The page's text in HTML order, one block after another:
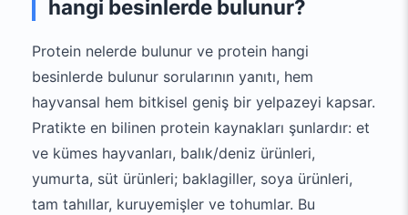
hangi besinlerde bulunur?
Protein nelerde bulunur ve protein hangi
besinlerde bulunur sorularının yanıtı, hem
hayvansal hem bitkisel geniş bir yelpazeyi kapsar.
Pratikte en bilinen protein kaynakları şunlardır: et
ve kümes hayvanları, balık/deniz ürünleri,
yumurta, süt ürünleri; baklagiller, soya ürünleri,
tam tahıllar, kuruyemişler ve tohumlar. Bu